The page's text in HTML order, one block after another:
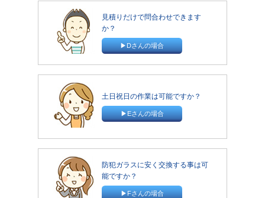
見積りだけで問合わせできます
か？
▶Dさんの場合
土日祝日の作業は可能ですか？
▶Eさんの場合
防犯ガラスに安く交換する事は可
能ですか？
▶Fさんの場合